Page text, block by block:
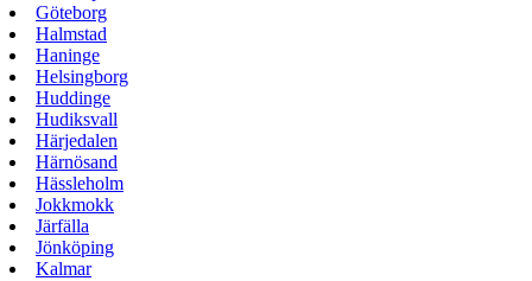
Göteborg
Halmstad
Haninge
Helsingborg
Huddinge
Hudiksvall
Härjedalen
Härnösand
Hässleholm
Jokkmokk
Järfälla
Jönköping
Kalmar